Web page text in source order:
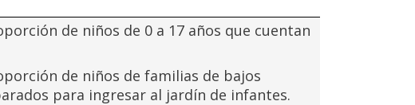
de niños de 0 a 17 años que cuentan
de niños de familias de bajos
para ingresar al jardín de infantes.